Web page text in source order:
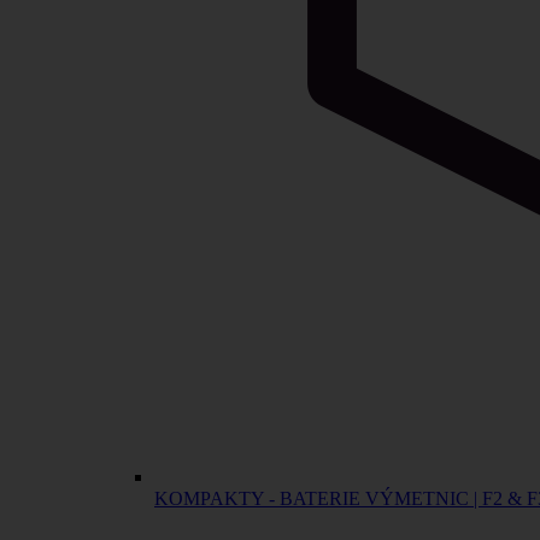
KOMPAKTY - BATERIE VÝMETNIC | F2 &